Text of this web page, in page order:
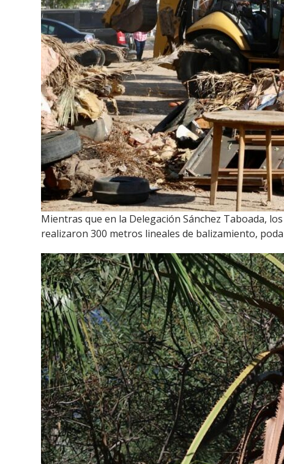
Mientras que en la Delegación Sánchez Taboada,
realizaron 300 metros lineales de balizamiento,